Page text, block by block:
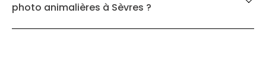
photo animalières à Sèvres ?